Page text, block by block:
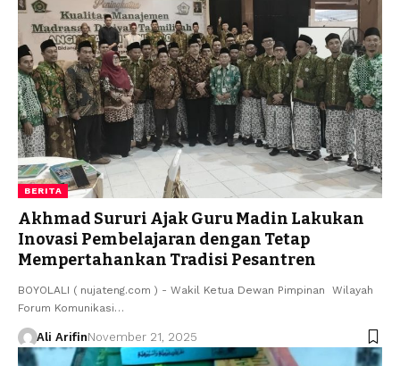
BERITA
Akhmad Sururi Ajak Guru Madin Lakukan
Inovasi Pembelajaran dengan Tetap
Mempertahankan Tradisi Pesantren
BOYOLALI ( nujateng.com ) - Wakil Ketua Dewan Pimpinan Wilayah
Forum Komunikasi…
Ali ArifinNovember 21, 2025